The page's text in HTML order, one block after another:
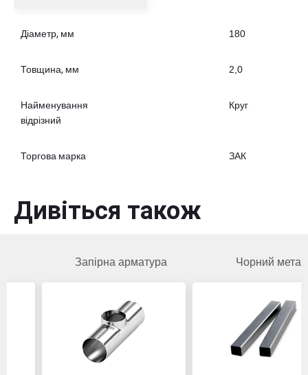
Діаметр, мм 180
Товщина, мм 2,0
Найменування
Круг
відрізний
Торгова марка ЗАК
Дивіться також
Запірна арматура Чорний метал